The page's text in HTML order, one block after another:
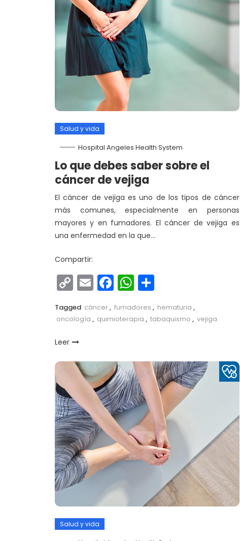
Salud y vida
Hospital Angeles Health System
Lo que debes saber sobre el
cáncer de vejiga
El cáncer de vejiga es uno de los tipos de cáncer
más comunes, especialmente en personas
mayores y en fumadores. El cáncer de vejiga es
una enfermedad en la que…
Compartir:
Copy
Link
EmailFacebook
WhatsApp
Tagged cáncer, fumadores , hematuria ,
oncología , quimioterapia , tabaquismo , vejiga
Leer
Salud y vida